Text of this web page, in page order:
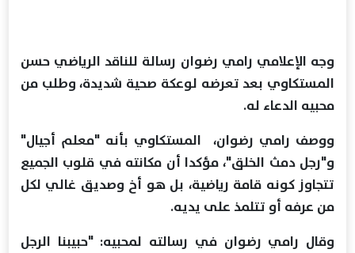
وجه الإعلامي رامي رضوان رسالة للناقد الرياضي حسن
المستكاوي بعد تعرضه لوعكة صحية شديدة، وطلب من
محبيه الدعاء له.
​ووصف رامي رضوان، المستكاوي بأنه "معلم أجيال"
و"رجل دمث الخلق"، مؤكدا أن مكانته في قلوب الجميع
تتجاوز كونه قامة رياضية، بل هو أخ وصديق غالي لكل
من عرفه أو تتلمذ على يديه.
​وقال رامي رضوان في رسالته لمحبيه: "حبيبنا الرجل